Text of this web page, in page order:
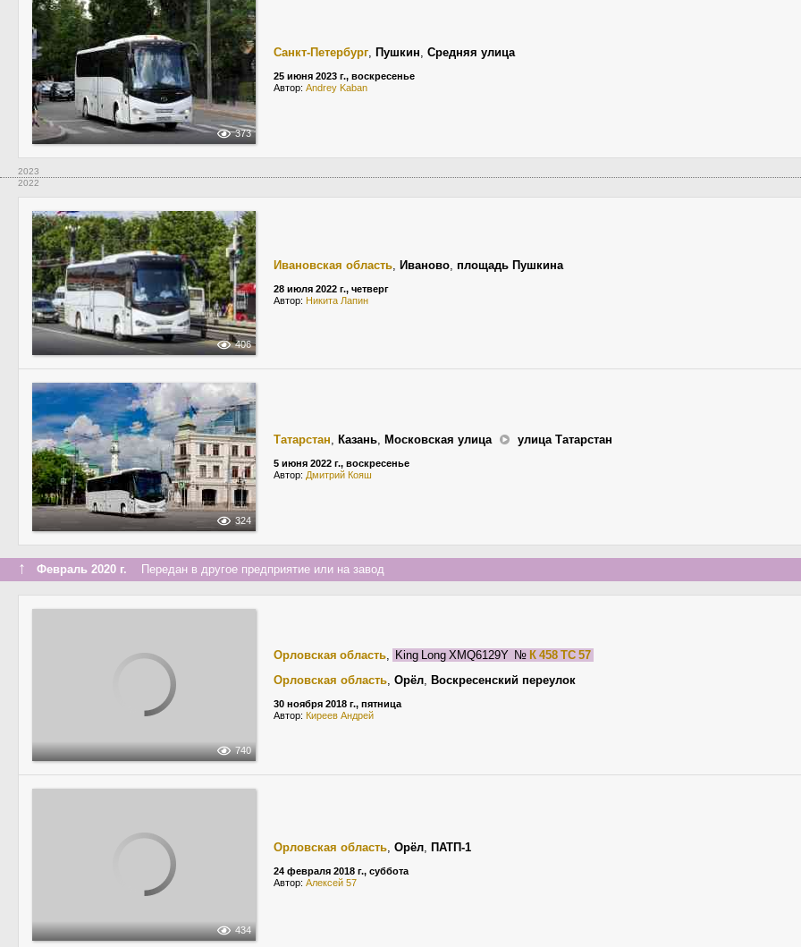
373
Санкт-Петербург, Пушкин, Средняя улица
25 июня 2023 г., воскресенье
Автор: Andrey Kaban
2023
2022
406
Ивановская область, Иваново, площадь Пушкина
28 июля 2022 г., четверг
Автор: Никита Лапин
324
Татарстан, Казань, Московская улица улица Татарстан
5 июня 2022 г., воскресенье
Автор: Дмитрий Кояш
↑ Февраль 2020 г. Передан в другое предприятие или на завод
740
Орловская область, King Long XMQ6129Y № К 458 ТС 57
Орловская область, Орёл, Воскресенский переулок
30 ноября 2018 г., пятница
Автор: Киреев Андрей
434
Орловская область, Орёл, ПАТП-1
24 февраля 2018 г., суббота
Автор: Алексей 57